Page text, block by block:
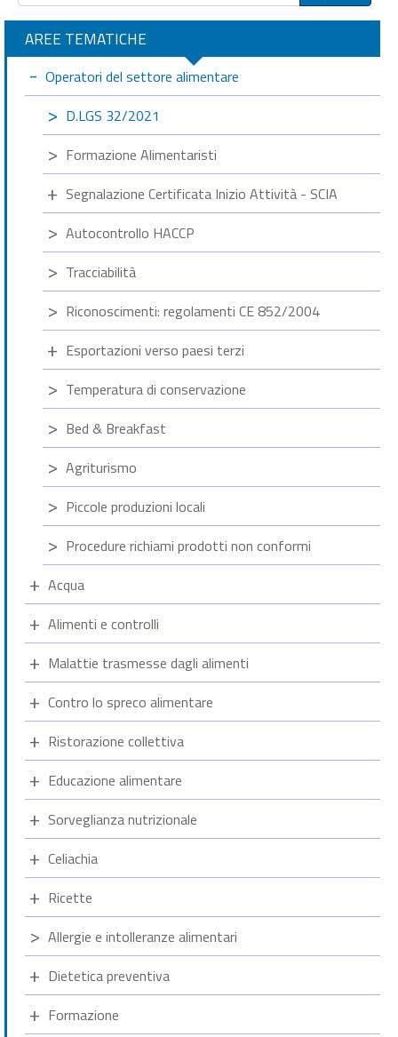
AREE TEMATICHE
Operatori del settore alimentare
D.LGS 32/2021
Formazione Alimentaristi
Segnalazione Certificata Inizio Attività - SCIA
Autocontrollo HACCP
Tracciabilità
Riconoscimenti: regolamenti CE 852/2004
Esportazioni verso paesi terzi
Temperatura di conservazione
Bed & Breakfast
Agriturismo
Piccole produzioni locali
Procedure richiami prodotti non conformi
Acqua
Alimenti e controlli
Malattie trasmesse dagli alimenti
Contro lo spreco alimentare
Ristorazione collettiva
Educazione alimentare
Sorveglianza nutrizionale
Celiachia
Ricette
Allergie e intolleranze alimentari
Dietetica preventiva
Formazione